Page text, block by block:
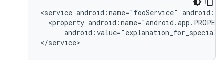
<service android:name="fooService"
<property